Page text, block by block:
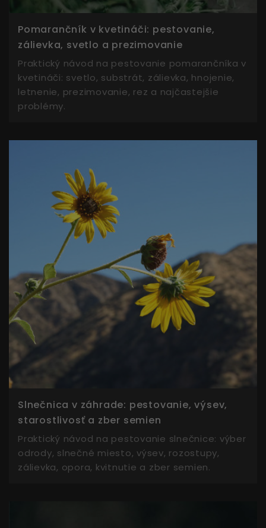
Pomarančník v kvetináči: pestovanie,
zálievka, svetlo a prezimovanie
Praktický návod na pestovanie pomarančníka v
kvetináči: svetlo, substrát, zálievka, hnojenie,
letnenie, prezimovanie, rez a najčastejšie
problémy.
Slnečnica v záhrade: pestovanie, výsev,
starostlivosť a zber semien
Praktický návod na pestovanie slnečnice: výber
odrody, slnečné miesto, výsev, rozostupy,
zálievka, opora, kvitnutie a zber semien.